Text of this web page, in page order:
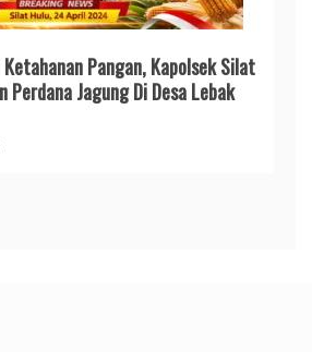
Pangan, Kapolsek Silat
Perdana Jagung Di Desa Lebak